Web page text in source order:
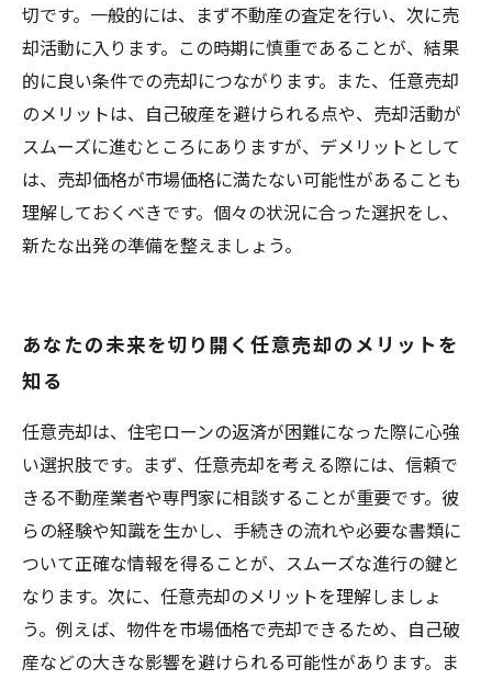
切です。一般的には、まず不動産の査定を行い、次に売
却活動に入ります。この時期に慎重であることが、結果
的に良い条件での売却につながります。また、任意売却
のメリットは、自己破産を避けられる点や、売却活動が
スムーズに進むところにありますが、デメリットとして
は、売却価格が市場価格に満たない可能性があることも
理解しておくべきです。個々の状況に合った選択をし、
新たな出発の準備を整えましょう。
あなたの未来を切り開く任意売却のメリットを
知る
任意売却は、住宅ローンの返済が困難になった際に心強
い選択肢です。まず、任意売却を考える際には、信頼で
きる不動産業者や専門家に相談することが重要です。彼
らの経験や知識を生かし、手続きの流れや必要な書類に
ついて正確な情報を得ることが、スムーズな進行の鍵と
なります。次に、任意売却のメリットを理解しましょ
う。例えば、物件を市場価格で売却できるため、自己破
産などの大きな影響を避けられる可能性があります。ま